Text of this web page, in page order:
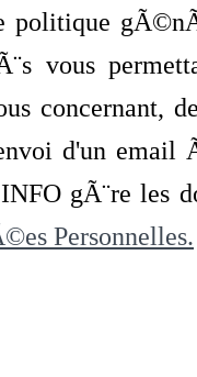
vous
concernant,
d'un
gÃ¨re les
Personnelles.